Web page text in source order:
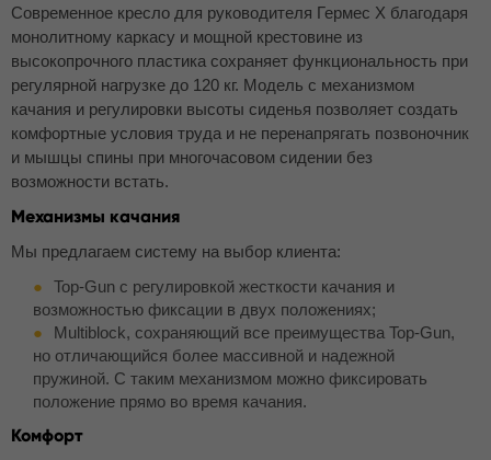
Современное кресло для руководителя Гермес Х благодаря
монолитному каркасу и мощной крестовине из
высокопрочного пластика сохраняет функциональность при
регулярной нагрузке до 120 кг. Модель с механизмом
качания и регулировки высоты сиденья позволяет создать
комфортные условия труда и не перенапрягать позвоночник
и мышцы спины при многочасовом сидении без
возможности встать.
Механизмы качания
Мы предлагаем систему на выбор клиента:
Top-Gun с регулировкой жесткости качания и
возможностью фиксации в двух положениях;
Multiblock, сохраняющий все преимущества Top-Gun,
но отличающийся более массивной и надежной
пружиной. С таким механизмом можно фиксировать
положение прямо во время качания.
Комфорт